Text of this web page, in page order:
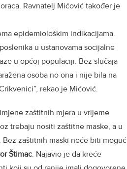
Ravnatelj Mićović također je
epidemiološkim indikacijama.
u ustanovama socijalne
u općoj populaciji. Bez slučaja
osoba no ona i nije bila na
rekao je Mićović.
zaštitnih mjera u vrijeme
trebaju nositi zaštitne maske, a u
zaštitnih maski neće biti moguć
Štimac. Najavio je da kreće